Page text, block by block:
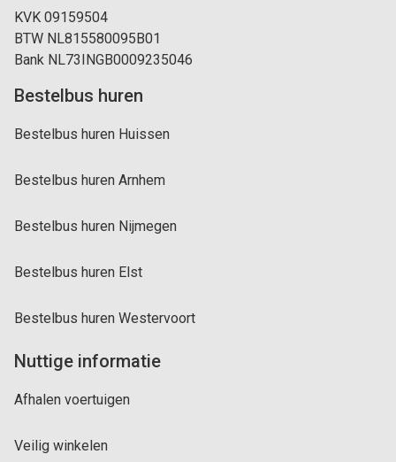
KVK 09159504
BTW NL815580095B01
Bank NL73INGB0009235046
Bestelbus huren
Bestelbus huren Huissen
Bestelbus huren Arnhem
Bestelbus huren Nijmegen
Bestelbus huren Elst
Bestelbus huren Westervoort
Nuttige informatie
Afhalen voertuigen
Veilig winkelen